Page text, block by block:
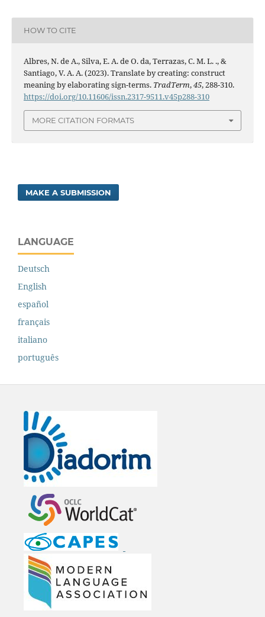
HOW TO CITE
Albres, N. de A., Silva, E. A. de O. da, Terrazas, C. M. L. ., &
Santiago, V. A. A. (2023). Translate by creating: construct
meaning by elaborating sign-terms. TradTerm,45, 288-310.
https://doi.org/10.11606/issn.2317-9511.v45p288-310
MORE CITATION FORMATS
MAKE A SUBMISSION
LANGUAGE
Deutsch
English
español
français
italiano
português